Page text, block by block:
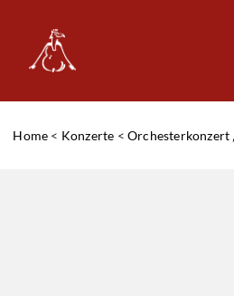
Home < Konzerte <Orchesterkonzert